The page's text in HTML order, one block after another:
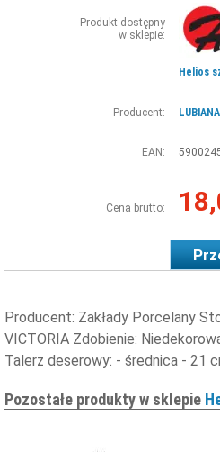
Produkt dostępny
w sklepie:
Helios
Producent: LUBIANA
EAN:
Cena brutto:
Producent: Zakłady Porcelany
VICTORIA Zdobienie:
Talerz deserowy: ​- średnica - 21
Pozostałe produkty w sklepie